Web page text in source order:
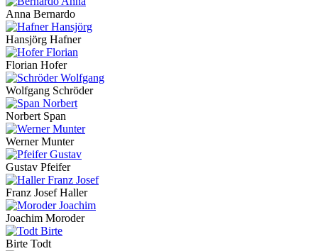
Anna Bernardo
Hansjörg Hafner
Florian Hofer
Wolfgang Schröder
Norbert Span
Werner Munter
Gustav Pfeifer
Franz Josef Haller
Joachim Moroder
Birte Todt